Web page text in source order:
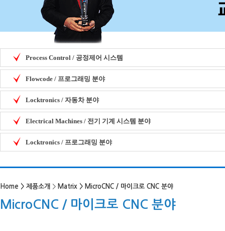
Process Control / 공정제어 시스템
Flowcode / 프로그래밍 분야
Locktronics / 자동차 분야
Electrical Machines / 전기 기계 시스템 분야
Locktronics / 프로그래밍 분야
Home > 제품소개 > Matrix > MicroCNC / 마이크로 CNC 분야
MicroCNC / 마이크로 CNC 분야